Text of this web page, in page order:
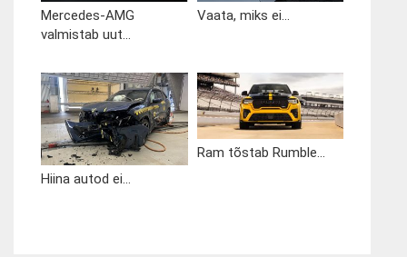
Mercedes-AMG
valmistab uut...
Vaata, miks ei...
Hiina autod ei...
Ram tõstab Rumble...